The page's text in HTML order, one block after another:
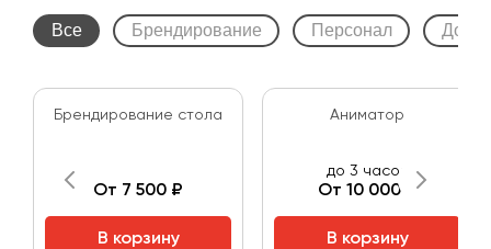
Все Брендирование Персонал
Брендирование стола
От 7 500 ₽
В корзину
Аниматор
до 3 часов
От 10 000 ₽
В корзину